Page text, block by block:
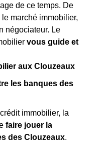
de ce temps. De
marché immobilier,
négociateur. Le
vous guide et
aux Clouzeaux
les banques des
immobilier, la
faire jouer la
des Clouzeaux.